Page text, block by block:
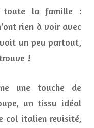
toute la famille :
rien à voir avec
voit un peu partout,
!
une touche de
un tissu idéal
col italien revisité,